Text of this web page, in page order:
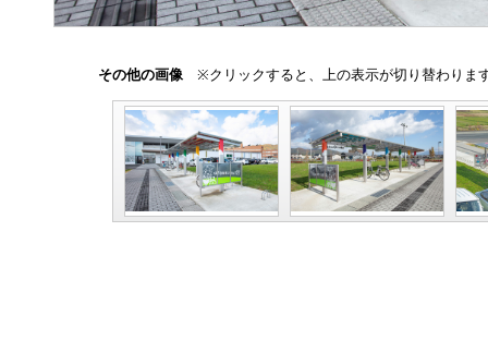
その他の画像 ※クリックすると、上の表示が切り替わりま